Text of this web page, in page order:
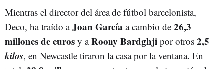
Mientras el director del área de fútbol barcelonista,
Deco, ha traído aJoan García a cambio de 26,3
millones de euros y aRoony Bardghji por otros 2,5
kilos, en Newcastle tiraron la casa por la ventana. En